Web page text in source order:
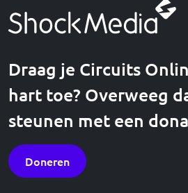
Draag je Circuits
hart toe? Overweeg
steunen met een
Doneren